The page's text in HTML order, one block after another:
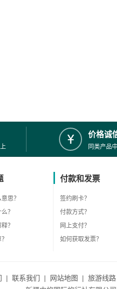
价格诚
同类产品
思？
？
？
付款和发票
签约刷卡？
付款方式？
网上支付？
如何获取发票？
| 联系我们 | 网站地图 | 旅游线路